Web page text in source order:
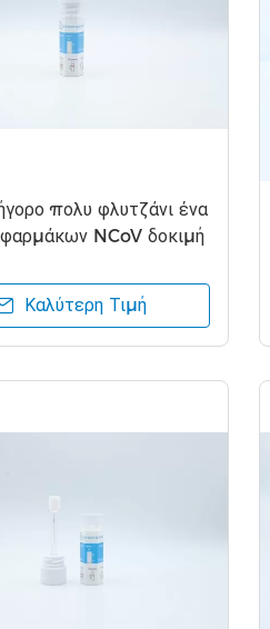
πολυ φλυτζάνι ένα
NCoV δοκιμή
Καλύτερη Τιμή